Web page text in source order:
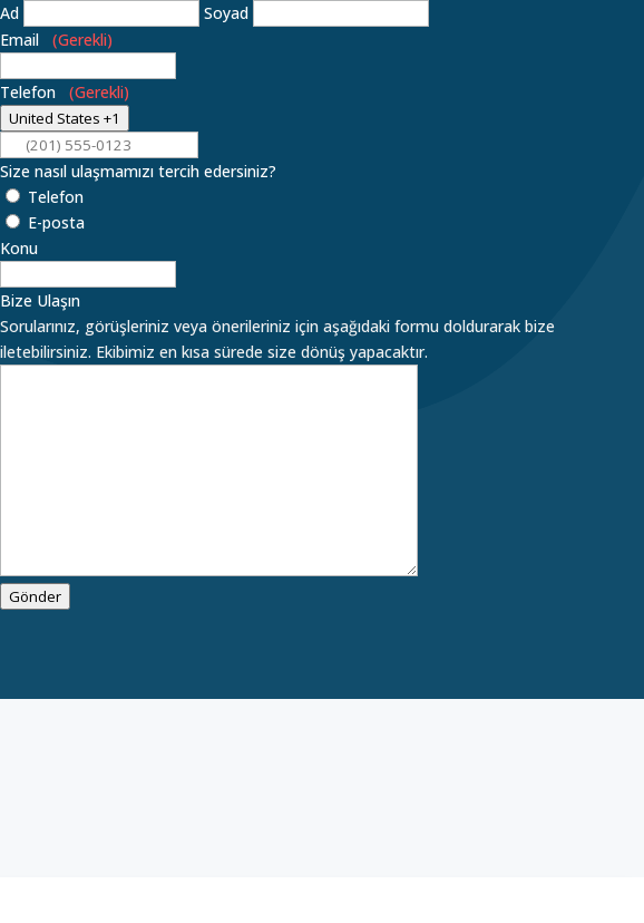
Ad
Soyad
Email
(Gerekli)
Telefon (Gerekli)
United States +1
Size nasıl ulaşmamızı tercih edersiniz?
Telefon
E-posta
Konu
Bize Ulaşın
Sorularınız, görüşleriniz veya önerileriniz için aşağıdaki formu doldurarak bize
iletebilirsiniz. Ekibimiz en kısa sürede size dönüş yapacaktır.
Gönder